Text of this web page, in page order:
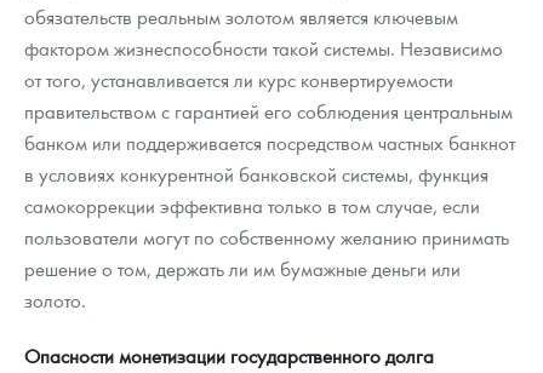
обязательств реальным золотом является ключевым
фактором жизнеспособности такой системы. Независимо
от того, устанавливается ли курс конвертируемости
правительством с гарантией его соблюдения центральным
банком или поддерживается посредством частных банкнот
в условиях конкурентной банковской системы, функция
самокоррекции эффективна только в том случае, если
пользователи могут по собственному желанию принимать
решение о том, держать ли им бумажные деньги или
золото.
Опасности монетизации государственного долга